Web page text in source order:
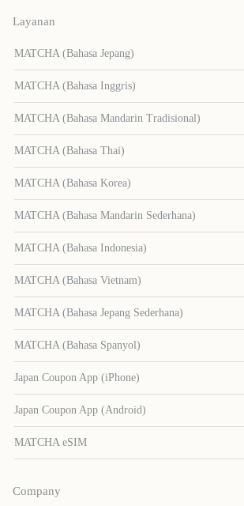
Layanan
MATCHA (Bahasa Jepang)
MATCHA (Bahasa Inggris)
MATCHA (Bahasa Mandarin Tradisional)
MATCHA (Bahasa Thai)
MATCHA (Bahasa Korea)
MATCHA (Bahasa Mandarin Sederhana)
MATCHA (Bahasa Indonesia)
MATCHA (Bahasa Vietnam)
MATCHA (Bahasa Jepang Sederhana)
MATCHA (Bahasa Spanyol)
Japan Coupon App (iPhone)
Japan Coupon App (Android)
MATCHA eSIM
Company